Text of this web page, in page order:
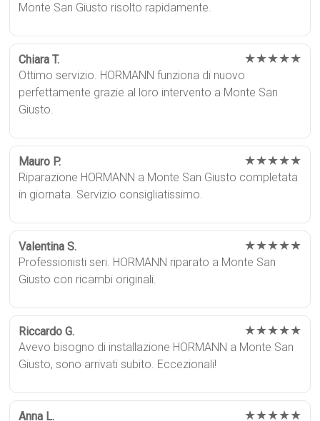
Monte San Giusto risolto rapidamente.
Chiara T. ★★★★★
Ottimo servizio. HORMANN funziona di nuovo
perfettamente grazie al loro intervento a Monte San
Giusto.
Mauro P. ★★★★★
Riparazione HORMANN a Monte San Giusto completata
in giornata. Servizio consigliatissimo.
Valentina S. ★★★★★
Professionisti seri. HORMANN riparato a Monte San
Giusto con ricambi originali.
Riccardo G. ★★★★★
Avevo bisogno di installazione HORMANN a Monte San
Giusto, sono arrivati subito. Eccezionali!
Anna L. ★★★★★